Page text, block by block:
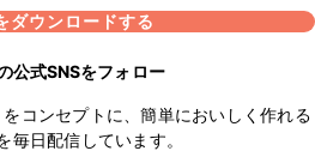
ダウンロードする
公式SNSをフォロー
をコンセプトに、簡単においしく作れる
毎日配信しています。